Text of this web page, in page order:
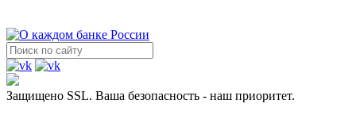
Защищено SSL. Ваша безопасность - наш приоритет.